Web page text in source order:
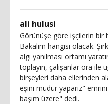
ali hulusi
Görünüşe göre işçilerin bir
Bakalım hangisi olacak.
algı yanılması ortamı
toplayın, çalışanlar ora ile
birşeyleri daha ellerinden
eşini müdür yaparız"
başım üzere" dedi.